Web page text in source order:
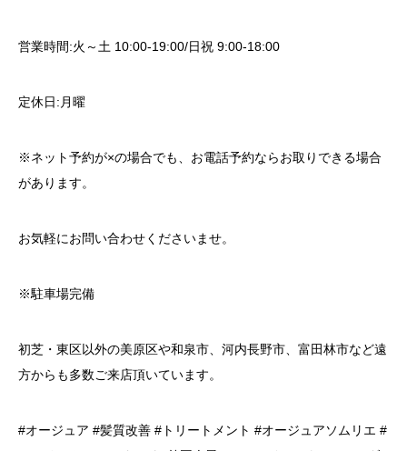
営業時間:火～土 10:00-19:00/日祝 9:00-18:00
定休日:月曜
※ネット予約が×の場合でも、お電話予約ならお取りできる場合
があります。
お気軽にお問い合わせくださいませ。
※駐車場完備
初芝・東区以外の美原区や和泉市、河内長野市、富田林市など遠
方からも多数ご来店頂いています。
#オージュア #髪質改善 #トリートメント #オージュアソムリエ #